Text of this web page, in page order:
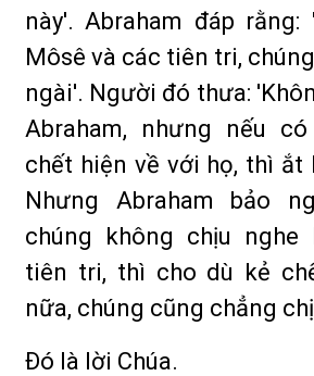
này'. Abraham đáp rằng:
Môsê và các tiên tri,
ngài'. Người đó thưa:
Abraham, nhưng nếu
chết hiện về với họ, thì ắt
Nhưng Abraham bảo
chúng không chịu nghe
tiên tri, thì cho dù kẻ
nữa, chúng cũng chẳng
Ðó là lời Chúa.